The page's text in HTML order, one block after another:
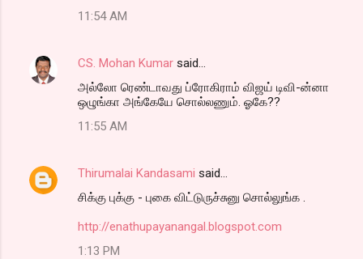
11:54 AM
CS. Mohan Kumar said…
அல்லோ ரெண்டாவது ப்ரோகிராம் விஜய் டிவி-ன்னா
ஒழுங்கா அங்கேயே சொல்லணும். ஓகே??
11:55 AM
Thirumalai Kandasami said…
சிக்கு புக்கு - புகை விட்டுருச்சுனு சொல்லுங்க .
http://enathupayanangal.blogspot.com
1:13 PM